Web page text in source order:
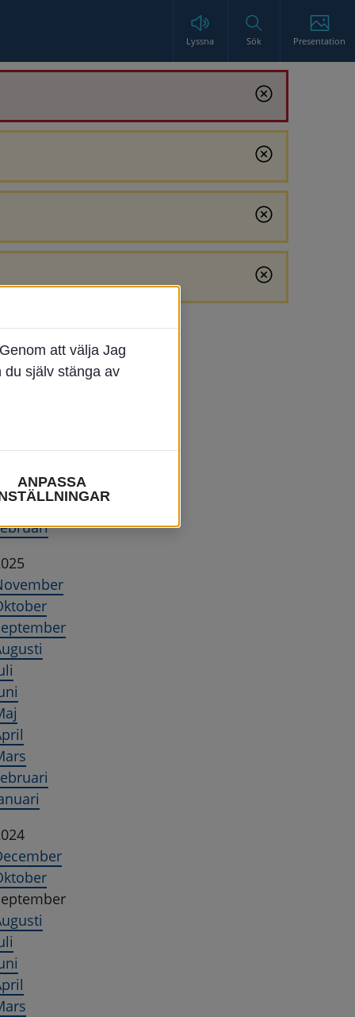
Lyssna Sök Presentation
April
att välja Jag
du själv stänga av
ANPASSA